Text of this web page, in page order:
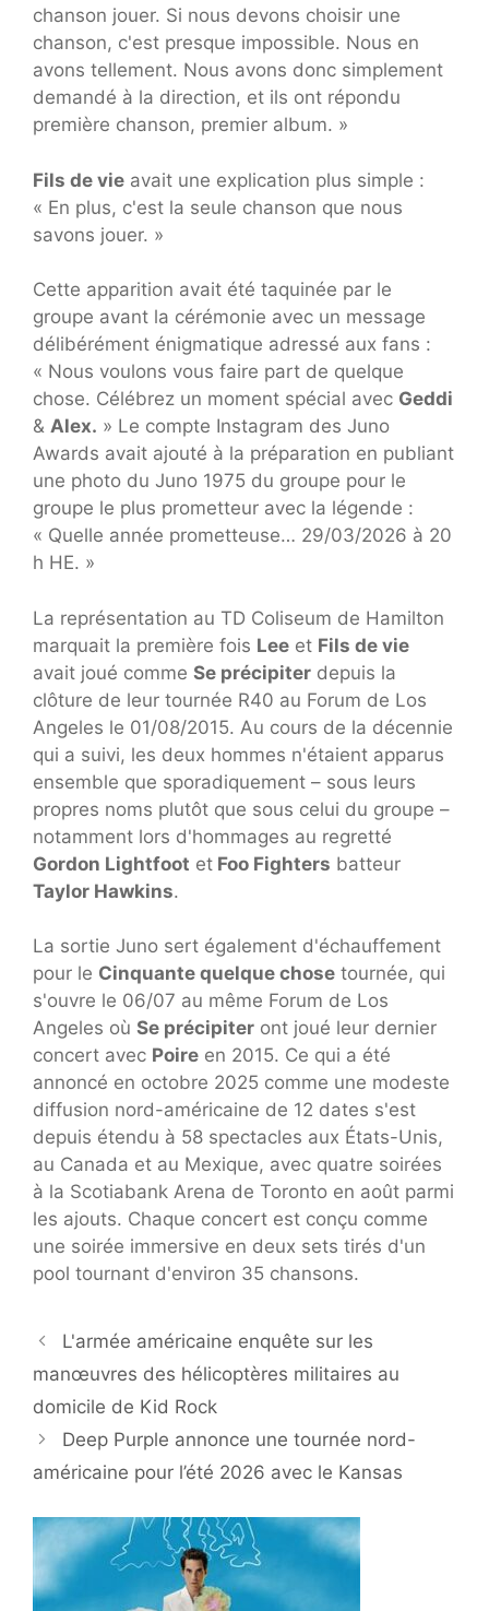
chanson jouer. Si nous devons choisir une
chanson, c'est presque impossible. Nous en
avons tellement. Nous avons donc simplement
demandé à la direction, et ils ont répondu
première chanson, premier album. »
Fils de vie avait une explication plus simple :
« En plus, c'est la seule chanson que nous
savons jouer. »
Cette apparition avait été taquinée par le
groupe avant la cérémonie avec un message
délibérément énigmatique adressé aux fans :
« Nous voulons vous faire part de quelque
chose. Célébrez un moment spécial avec Geddi
& Alex. » Le compte Instagram des Juno
Awards avait ajouté à la préparation en publiant
une photo du Juno 1975 du groupe pour le
groupe le plus prometteur avec la légende :
« Quelle année prometteuse… 29/03/2026 à 20
h HE. »
La représentation au TD Coliseum de Hamilton
marquait la première fois Lee et Fils de vie
avait joué comme Se précipiter depuis la
clôture de leur tournée R40 au Forum de Los
Angeles le 01/08/2015. Au cours de la décennie
qui a suivi, les deux hommes n'étaient apparus
ensemble que sporadiquement – sous leurs
propres noms plutôt que sous celui du groupe –
notamment lors d'hommages au regretté
Gordon Lightfoot et Foo Fighters batteur
Taylor Hawkins.
La sortie Juno sert également d'échauffement
pour le Cinquante quelque chose tournée, qui
s'ouvre le 06/07 au même Forum de Los
Angeles où Se précipiter ont joué leur dernier
concert avec Poire en 2015. Ce qui a été
annoncé en octobre 2025 comme une modeste
diffusion nord-américaine de 12 dates s'est
depuis étendu à 58 spectacles aux États-Unis,
au Canada et au Mexique, avec quatre soirées
à la Scotiabank Arena de Toronto en août parmi
les ajouts. Chaque concert est conçu comme
une soirée immersive en deux sets tirés d'un
pool tournant d'environ 35 chansons.
L'armée américaine enquête sur les
manœuvres des hélicoptères militaires au
domicile de Kid Rock
Deep Purple annonce une tournée nord-
américaine pour l’été 2026 avec le Kansas